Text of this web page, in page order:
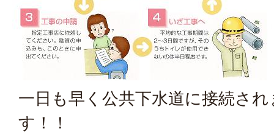
一日も早く公共下水道に接続さ
す！！